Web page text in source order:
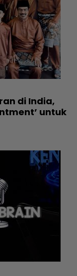
di India,
untuk